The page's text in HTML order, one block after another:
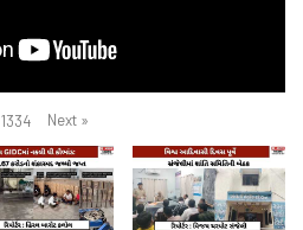
1334 Next »